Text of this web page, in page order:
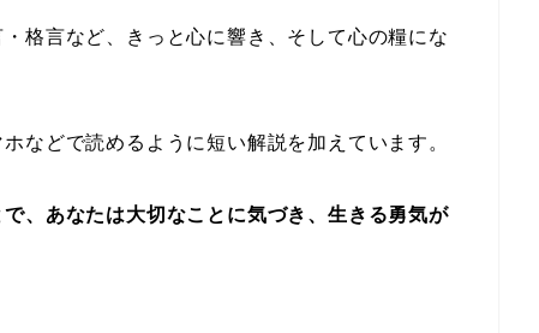
格言など、きっと心に響き、そして心の糧にな
などで読めるように短い解説を加えています。
、あなたは大切なことに気づき、生きる勇気が